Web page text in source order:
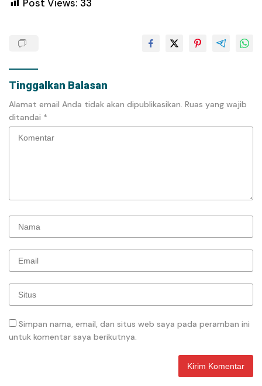
Post Views: 33
Tinggalkan Balasan
Alamat email Anda tidak akan dipublikasikan. Ruas yang wajib
ditandai *
Simpan nama, email, dan situs web saya pada peramban ini
untuk komentar saya berikutnya.